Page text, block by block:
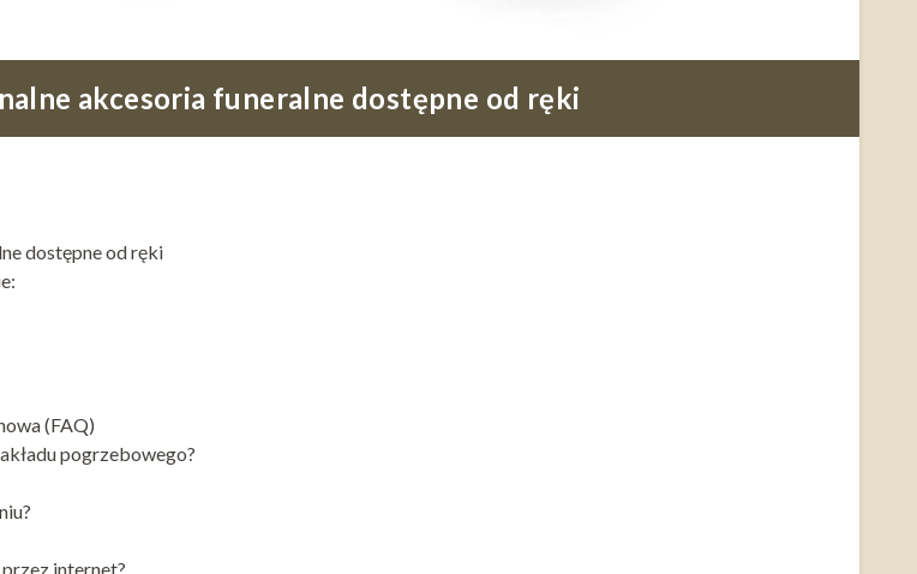
akcesoria funeralne dostępne od ręki
dostępne od ręki
(FAQ)
pogrzebowego?
internet?